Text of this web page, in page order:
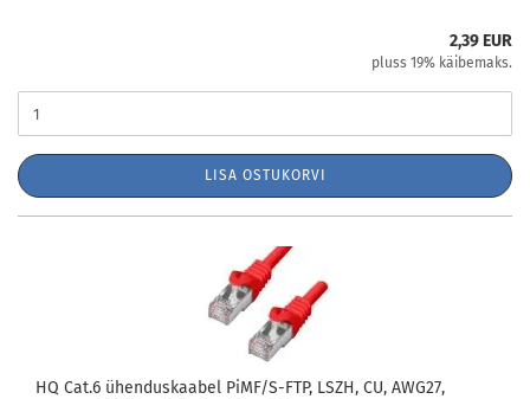
2,39 EUR
pluss 19% käibemaks.
LISA OSTUKORVI
HQ Cat.6 ühenduskaabel PiMF/S-FTP, LSZH, CU, AWG27,